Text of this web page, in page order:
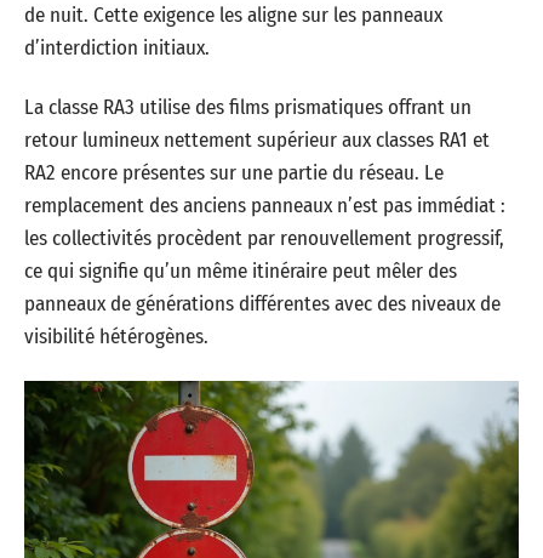
de nuit. Cette exigence les aligne sur les panneaux
d’interdiction initiaux.
La classe RA3 utilise des films prismatiques offrant un
retour lumineux nettement supérieur aux classes RA1 et
RA2 encore présentes sur une partie du réseau. Le
remplacement des anciens panneaux n’est pas immédiat :
les collectivités procèdent par renouvellement progressif,
ce qui signifie qu’un même itinéraire peut mêler des
panneaux de générations différentes avec des niveaux de
visibilité hétérogènes.